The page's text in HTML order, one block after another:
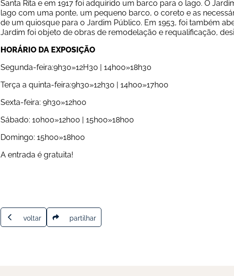
Santa Rita e em 1917 foi adquirido um barco para o lago. O
lago com uma ponte, um pequeno barco, o coreto e as
de um quiosque para o Jardim Público. Em 1953, foi também
Jardim foi objeto de obras de remodelação e requalificação,
HORÁRIO DA EXPOSIÇÃO
Segunda-feira:9h30»12H30 | 14h00»18h30
Terça a quinta-feira:9h30»12h30 | 14h00»17h00
Sexta-feira: 9h30»12h00
Sábado: 10h00»12h00 | 15h00»18h00
Domingo: 15h00»18h00
A entrada é gratuita!
voltar partilhar